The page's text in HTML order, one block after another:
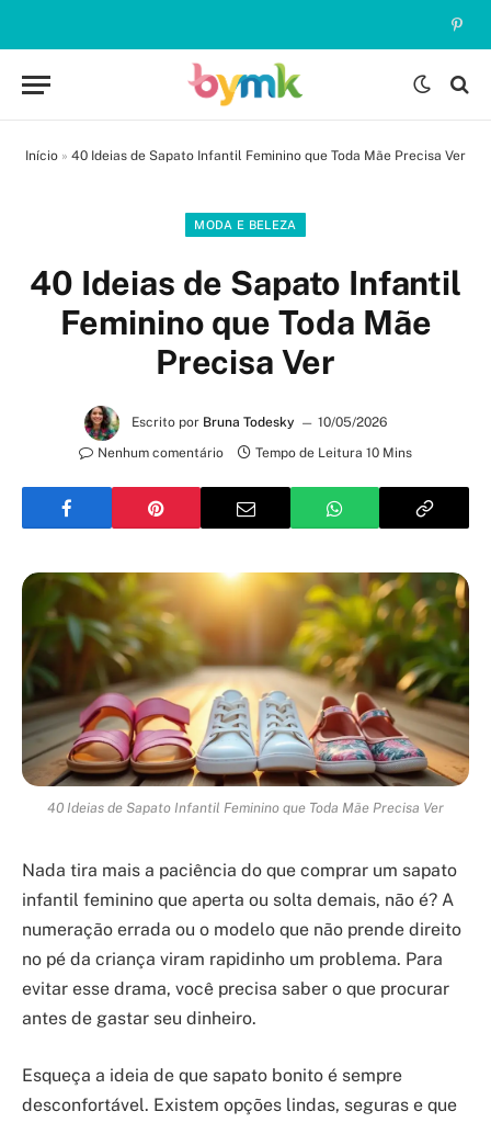
Início » 40 Ideias de Sapato Infantil Feminino que Toda Mãe Precisa Ver
MODA E BELEZA
40 Ideias de Sapato Infantil
Feminino que Toda Mãe
Precisa Ver
Escrito por Bruna Todesky
10/05/2026
Nenhum comentário
Tempo de Leitura 10 Mins
40 Ideias de Sapato Infantil Feminino que Toda Mãe Precisa Ver
Nada tira mais a paciência do que comprar um sapato
infantil feminino que aperta ou solta demais, não é? A
numeração errada ou o modelo que não prende direito
no pé da criança viram rapidinho um problema. Para
evitar esse drama, você precisa saber o que procurar
antes de gastar seu dinheiro.
Esqueça a ideia de que sapato bonito é sempre
desconfortável. Existem opções lindas, seguras e que